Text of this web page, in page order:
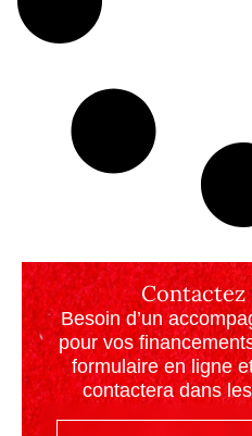
Besoin d’un
pour vos
formulaire en ligne
contactera dans